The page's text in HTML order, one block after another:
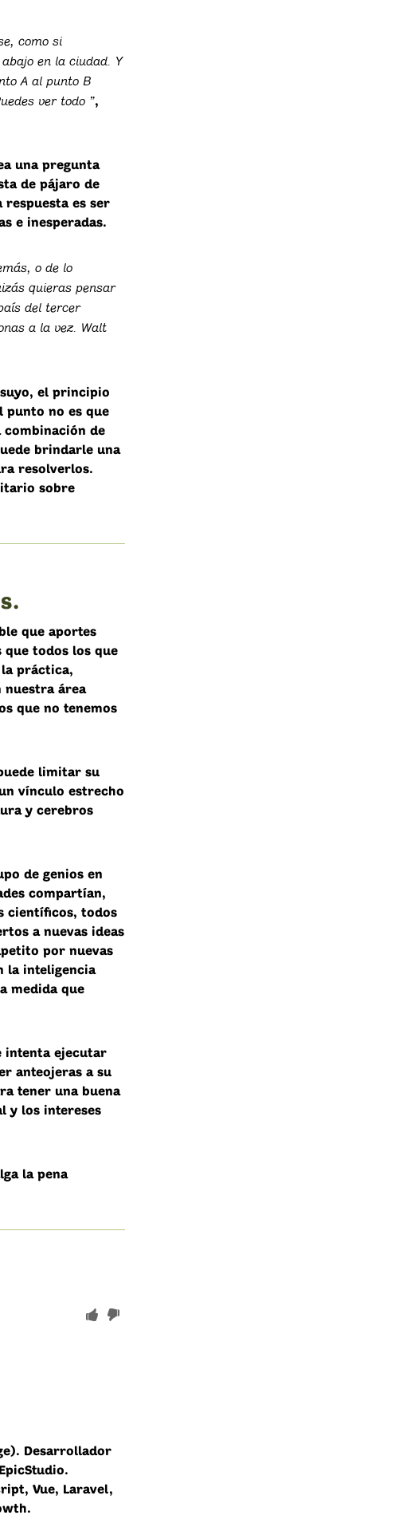
como si
en la ciudad. Y
A al punto B
ver todo ”,
una pregunta
de pájaro de
respuesta es ser
e inesperadas.
o de lo
quieras pensar
del tercer
a la vez. Walt
el principio
punto no es que
combinación de
brindarle una
resolverlos.
sobre
que aportes
que todos los que
práctica,
nuestra área
que no tenemos
limitar su
vínculo estrecho
y cerebros
de genios en
compartían,
científicos, todos
a nuevas ideas
por nuevas
la inteligencia
medida que
intenta ejecutar
anteojeras a su
tener una buena
y los intereses
la pena
Desarrollador
Vue, Laravel,